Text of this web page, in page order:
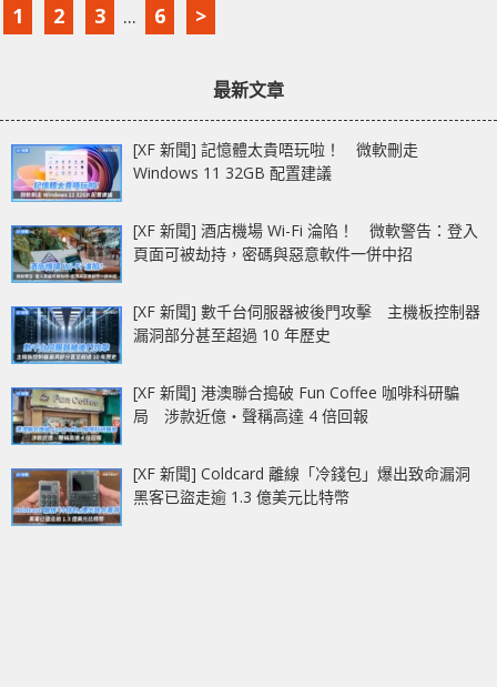
1 2 3 ... 6 >
最新文章
[XF 新聞] 記憶體太貴唔玩啦！ 微軟刪走
Windows 11 32GB 配置建議
[XF 新聞] 酒店機場 Wi-Fi 淪陷！ 微軟警告：登入
頁面可被劫持，密碼與惡意軟件一併中招
[XF 新聞] 數千台伺服器被後門攻擊 主機板控制器
漏洞部分甚至超過 10 年歷史
[XF 新聞] 港澳聯合搗破 Fun Coffee 咖啡科研騙
局 涉款近億‧聲稱高達 4 倍回報
[XF 新聞] Coldcard 離線「冷錢包」爆出致命漏洞
黑客已盜走逾 1.3 億美元比特幣